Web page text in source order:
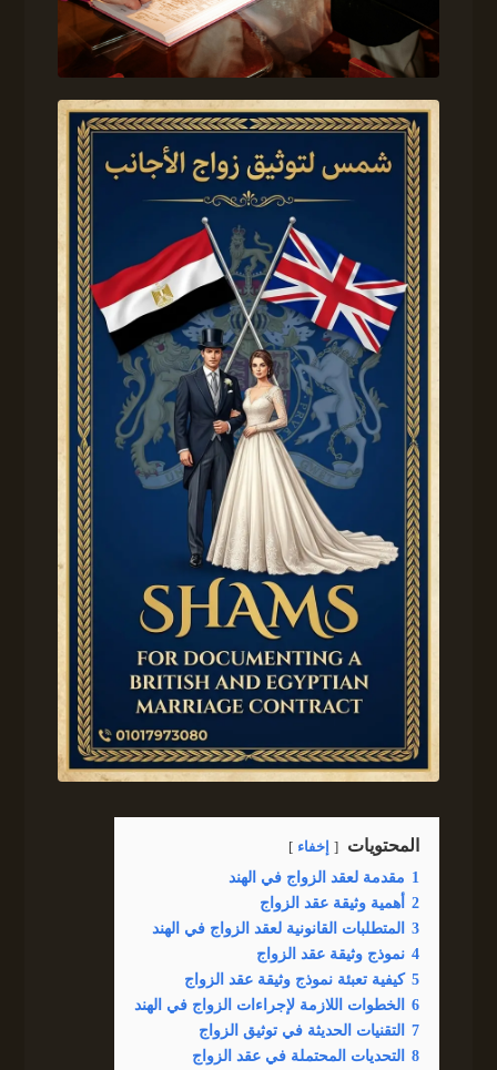
المحتويات إخفاء
1 مقدمة لعقد الزواج في الهند
2
أهمية وثيقة عقد الزواج
3
المتطلبات القانونية لعقد الزواج في الهند
4 نموذج وثيقة عقد الزواج
5 كيفية تعبئة نموذج وثيقة عقد الزواج
6
الخطوات اللازمة لإجراءات الزواج في الهند
7
التقنيات الحديثة في توثيق الزواج
8
التحديات المحتملة في عقد الزواج